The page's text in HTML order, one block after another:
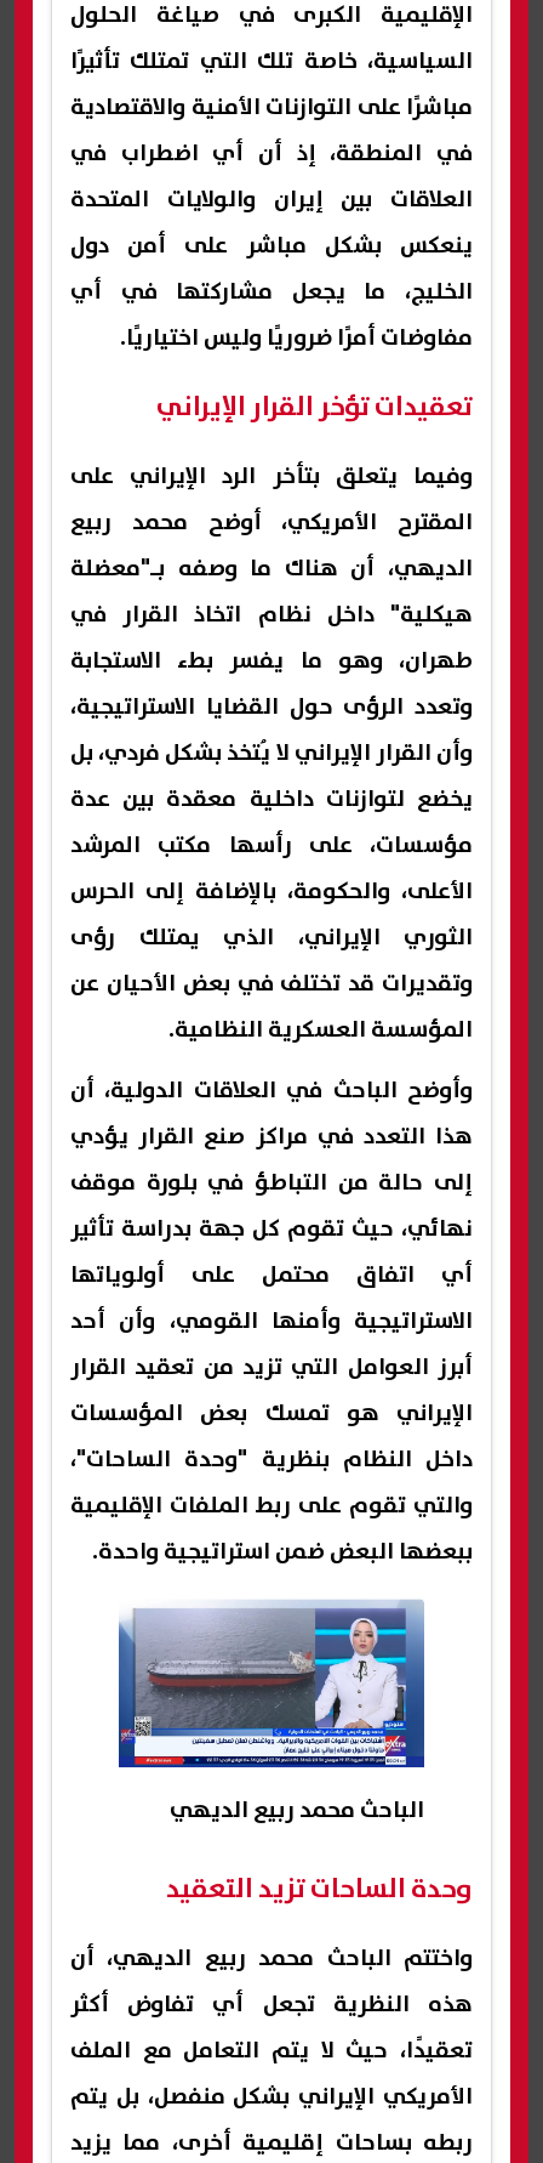
الإقليمية الكبرى في صياغة الحلول
السياسية، خاصة تلك التي تمتلك تأثيرًا
مباشرًا على التوازنات الأمنية والاقتصادية
في المنطقة، إذ أن أي اضطراب في
العلاقات بين إيران والولايات المتحدة
ينعكس بشكل مباشر على أمن دول
الخليج، ما يجعل مشاركتها في أي
مفاوضات أمرًا ضروريًا وليس اختياريًا.
تعقيدات تؤخر القرار الإيراني
وفيما يتعلق بتأخر الرد الإيراني على
المقترح الأمريكي، أوضح محمد ربيع
الديهي، أن هناك ما وصفه بـ"معضلة
هيكلية" داخل نظام اتخاذ القرار في
طهران، وهو ما يفسر بطء الاستجابة
وتعدد الرؤى حول القضايا الاستراتيجية،
وأن القرار الإيراني لا يُتخذ بشكل فردي، بل
يخضع لتوازنات داخلية معقدة بين عدة
مؤسسات، على رأسها مكتب المرشد
الأعلى، والحكومة، بالإضافة إلى الحرس
الثوري الإيراني، الذي يمتلك رؤى
وتقديرات قد تختلف في بعض الأحيان عن
المؤسسة العسكرية النظامية.
وأوضح الباحث في العلاقات الدولية، أن
هذا التعدد في مراكز صنع القرار يؤدي
إلى حالة من التباطؤ في بلورة موقف
نهائي، حيث تقوم كل جهة بدراسة تأثير
أي اتفاق محتمل على أولوياتها
الاستراتيجية وأمنها القومي، وأن أحد
أبرز العوامل التي تزيد من تعقيد القرار
الإيراني هو تمسك بعض المؤسسات
داخل النظام بنظرية "وحدة الساحات"،
والتي تقوم على ربط الملفات الإقليمية
ببعضها البعض ضمن استراتيجية واحدة.
الباحث محمد ربيع الديهي
وحدة الساحات تزيد التعقيد
واختتم الباحث محمد ربيع الديهي، أن
هذه النظرية تجعل أي تفاوض أكثر
تعقيدًا، حيث لا يتم التعامل مع الملف
الأمريكي الإيراني بشكل منفصل، بل يتم
ربطه بساحات إقليمية أخرى، مما يزيد